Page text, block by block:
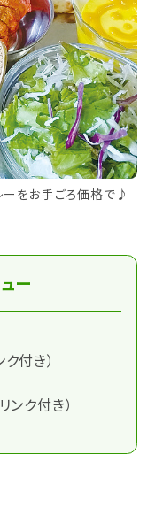
ーをお手ごろ価格で♪
ー
付き）
ク付き）